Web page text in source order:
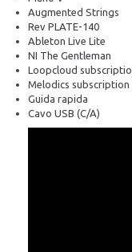
Augmented Strings
Rev PLATE-140
Ableton Live Lite
NI The Gentleman
Loopcloud
Melodics subscription
Guida rapida
Cavo USB (C/A)